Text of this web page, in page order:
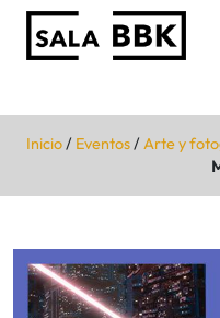
Inicio/ Eventos/Arte y